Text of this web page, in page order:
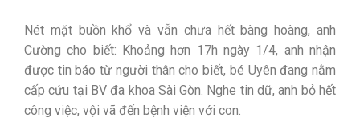
Nét mặt buồn khổ và vẫn chưa hết bàng hoàng, anh
Cường cho biết: Khoảng hơn 17h ngày 1/4, anh nhận
được tin báo từ người thân cho biết, bé Uyên đang nằm
cấp cứu tại BV đa khoa Sài Gòn. Nghe tin dữ, anh bỏ hết
công việc, vội vã đến bệnh viện với con.